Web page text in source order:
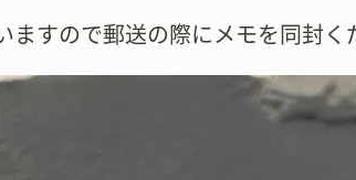
すので郵送の際にメモを同封く